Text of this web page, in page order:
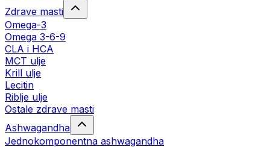
Zdrave masti
Omega-3
Omega 3-6-9
CLA i HCA
MCT ulje
Krill ulje
Lecitin
Riblje ulje
Ostale zdrave masti
Ashwagandha
Jednokomponentna ashwagandha